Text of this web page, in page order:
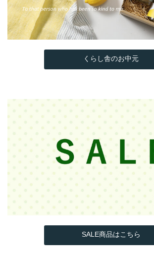
くらし舎のお中元
SALE商品はこちら